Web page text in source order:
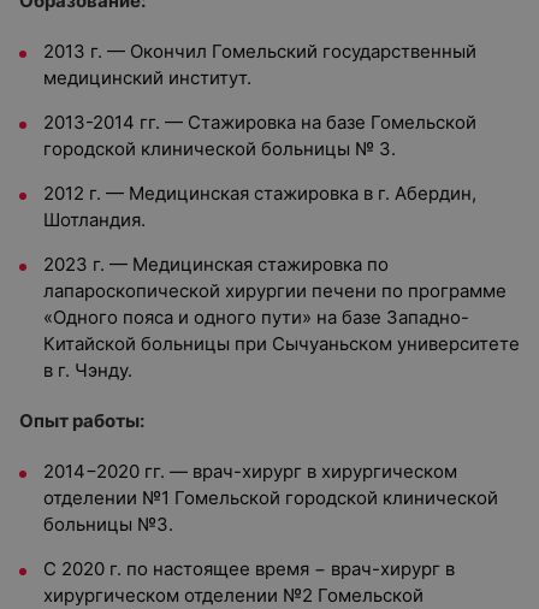
2013 г. — Окончил Гомельский государственный
медицинский институт.
2013-2014 гг. — Стажировка на базе Гомельской
городской клинической больницы № 3.
2012 г. — Медицинская стажировка в г. Абердин,
Шотландия.
2023 г. — Медицинская стажировка по
лапароскопической хирургии печени по программе
«Одного пояса и одного пути» на базе Западно-
Китайской больницы при Сычуаньском университете
в г. Чэнду.
Опыт работы:
2014−2020 гг. — врач-хирург в хирургическом
отделении №1 Гомельской городской клинической
больницы №3.
С 2020 г. по настоящее время − врач-хирург в
хирургическом отделении №2 Гомельской